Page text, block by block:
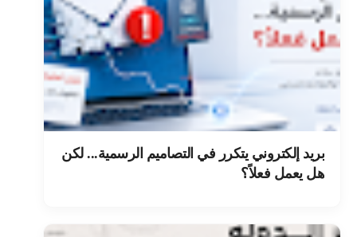
بريد إلكتروني يتكرر في التصاميم الرسمية... لكن
هل يعمل فعلاً؟